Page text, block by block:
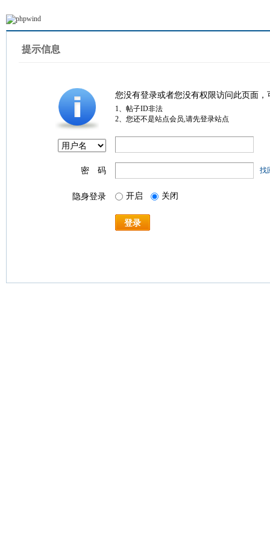
提示信息
您没有登录或者您没有权限访问此页面
1、帖子ID非法
2、您还不是站点会员,请先登录站点
密 码 找
隐身登录 开启 关闭
登录